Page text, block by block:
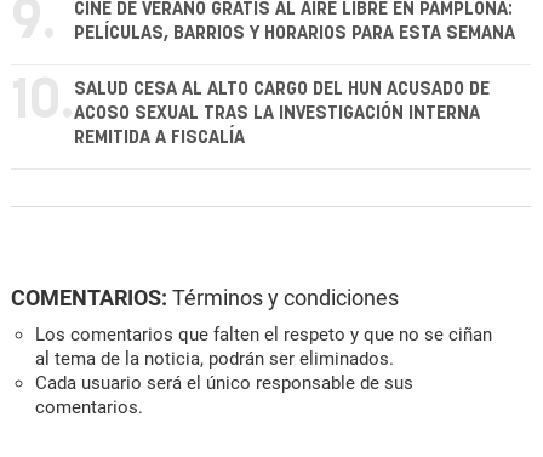
9.
CINE DE VERANO GRATIS AL AIRE LIBRE EN PAMPLONA:
PELÍCULAS, BARRIOS Y HORARIOS PARA ESTA SEMANA
10. SALUD CESA AL ALTO CARGO DEL HUN ACUSADO DE
ACOSO SEXUAL TRAS LA INVESTIGACIÓN INTERNA
REMITIDA A FISCALÍA
COMENTARIOS: Términos y condiciones
Los comentarios que falten el respeto y que no se ciñan
al tema de la noticia, podrán ser eliminados.
Cada usuario será el único responsable de sus
comentarios.